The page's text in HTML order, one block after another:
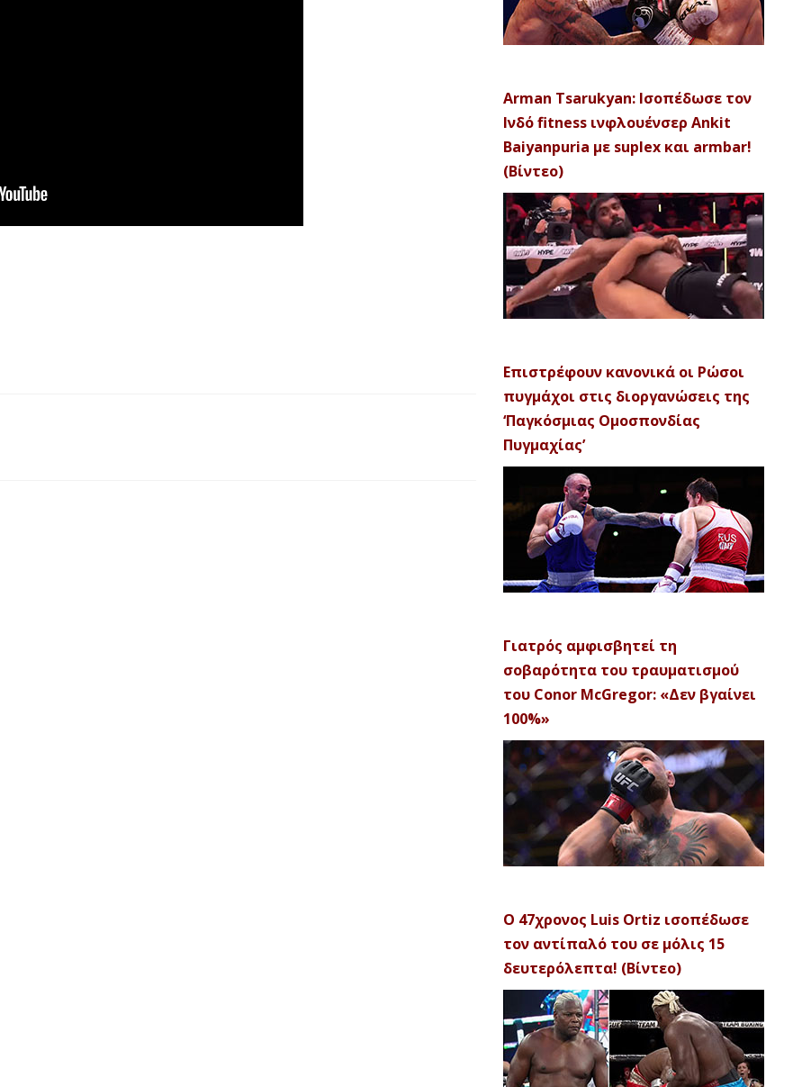
Arman Tsarukyan: Ισοπέδωσε τον
Ινδό fitness ινφλουένσερ Ankit
Baiyanpuria με suplex και armbar!
(Βίντεο)
Επιστρέφουν κανονικά οι Ρώσοι
πυγμάχοι στις διοργανώσεις της
‘Παγκόσμιας Ομοσπονδίας
Πυγμαχίας’
Γιατρός αμφισβητεί τη
σοβαρότητα του τραυματισμού
του Conor McGregor: «Δεν βγαίνει
100%»
Ο 47χρονος Luis Ortiz ισοπέδωσε
τον αντίπαλό του σε μόλις 15
δευτερόλεπτα! (Βίντεο)